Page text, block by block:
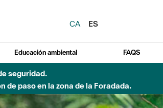
CA
ES
Educación ambiental FAQS
intensas.